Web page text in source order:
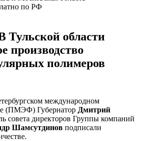
по РФ
области
производство
полимеров
международном
(ПМЭФ) Губернатор Дмитрий
совета директоров Группы компаний
Шамсутдинов подписали